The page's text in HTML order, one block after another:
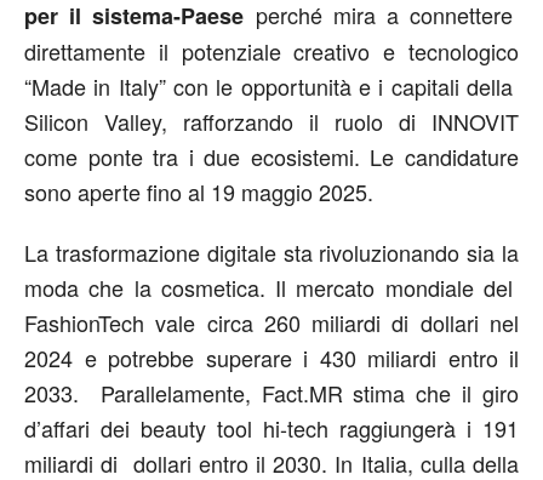
per il sistema-Paese perché mira a connettere
direttamente il potenziale creativo e tecnologico
“Made in Italy” con le opportunità e i capitali della
Silicon Valley, rafforzando il ruolo di INNOVIT
come ponte tra i due ecosistemi. Le candidature
sono aperte fino al 19 maggio 2025.
La trasformazione digitale sta rivoluzionando sia la
moda che la cosmetica. Il mercato mondiale del
FashionTech vale circa 260 miliardi di dollari nel
2024 e potrebbe superare i 430 miliardi entro il
2033. Parallelamente, Fact.MR stima che il giro
d’affari dei beauty tool hi-tech raggiungerà i 191
miliardi di dollari entro il 2030. In Italia, culla della